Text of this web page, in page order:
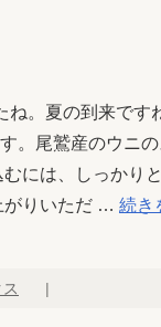
ね。夏の到来です
。尾鷲産のウニ
には、しっかり
がりいただ … 続き
|